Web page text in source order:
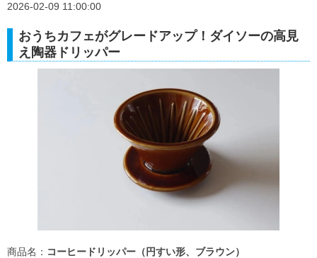
2026-02-09 11:00:00
おうちカフェがグレードアップ！ダイソーの高見
え陶器ドリッパー
商品名： コーヒードリッパー（円すい形、ブラウン）